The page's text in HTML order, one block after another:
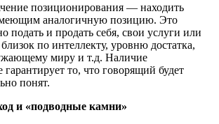
позиционирования — находить
аналогичную позицию. Это
подать и продать себя, свои услуги или
по интеллекту, уровню достатка,
миру и т.д. Наличие
то, что говорящий будет
понят.
и «подводные камни»